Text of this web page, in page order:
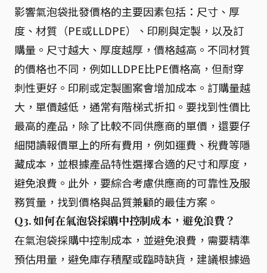
影響氣泡袋批發價格的主要因素包括：尺寸、厚
度、材質（PE或LLDPE）、印刷與定製，以及訂
購量。尺寸越大、厚度越厚，價格越高。不同材質
的價格也不同，例如LLDPE比PE價格高，但耐穿
刺性更好。印刷或定製圖案會增加成本。訂購量越
大，單價越低，通常有階梯式折扣。要找到性價比
最高的產品，除了比較不同供應商的單價，還要仔
細閱讀報價單上的所有費用，例如運費、稅費等隱
藏成本，並根據產品特性選擇合適的尺寸和厚度，
避免浪費。此外，要綜合考慮供應商的可靠性及服
務質量，找到價格與品質兼顧的最佳方案。
Q3. 如何在氣泡袋採購中控制成本，避免浪費？
在氣泡袋採購中控制成本，並避免浪費，需要精準
預估用量，避免庫存積壓或臨時缺貨，建議根據過